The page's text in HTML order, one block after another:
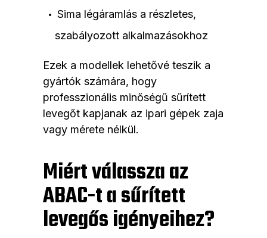
Sima légáramlás a részletes,
szabályozott alkalmazásokhoz
Ezek a modellek lehetővé teszik a
gyártók számára, hogy
professzionális minőségű sűrített
levegőt kapjanak az ipari gépek zaja
vagy mérete nélkül.
Miért válassza az
ABAC-t a sűrített
levegős igényeihez?